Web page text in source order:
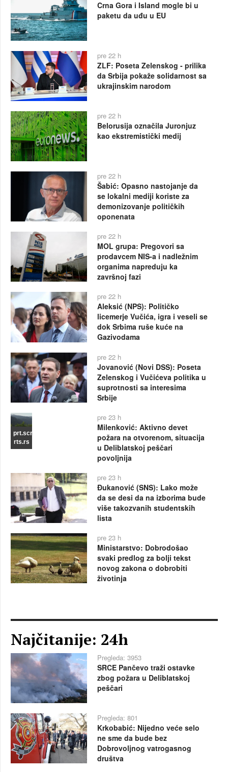
Crna Gora i Island mogle bi u
paketu da uđu u EU
pre 22 h
ZLF: Poseta Zelenskog - prilika
da Srbija pokaže solidarnost sa
ukrajinskim narodom
pre 22 h
Belorusija označila Juronjuz
kao ekstremistički medij
pre 22 h
Šabić: Opasno nastojanje da
se lokalni mediji koriste za
demonizovanje političkih
oponenata
pre 22 h
MOL grupa: Pregovori sa
prodavcem NIS-a i nadležnim
organima napreduju ka
završnoj fazi
pre 22 h
Aleksić (NPS): Političko
licemerje Vučića, igra i veseli se
dok Srbima ruše kuće na
Gazivodama
pre 22 h
Jovanović (Novi DSS): Poseta
Zelenskog i Vučićeva politika u
suprotnosti sa interesima
Srbije
prt.scr
rts.rs
pre 23 h
Milenković: Aktivno devet
požara na otvorenom, situacija
u Deliblatskoj peščari
povoljnija
pre 23 h
Đukanović (SNS): Lako može
da se desi da na izborima bude
više takozvanih studentskih
lista
pre 23 h
Ministarstvo: Dobrodošao
svaki predlog za bolji tekst
novog zakona o dobrobiti
životinja
Najčitanije: 24h
Pregleda: 3953
SRCE Pančevo traži ostavke
zbog požara u Deliblatskoj
peščari
Pregleda: 801
Krkobabić: Nijedno veće selo
ne sme da bude bez
Dobrovoljnog vatrogasnog
društva